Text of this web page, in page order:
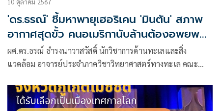
10 ตุลาคม 2567
'ดร.ธรณ์' ชี้มหาพายุเฮอริเคน 'มินตัน' สภาพ
อากาศสุดขั้ว คนอเมริกานับล้านต้องอพยพ
หนี
ผศ.ดร.ธรณ์ ธำรงนาวาสวัสดิ์ นักวิชาการด้านทะเลและสิ่ง
แวดล้อม อาจารย์ประจำภาควิชาวิทยาศาสตร์ทางทะเล คณะ